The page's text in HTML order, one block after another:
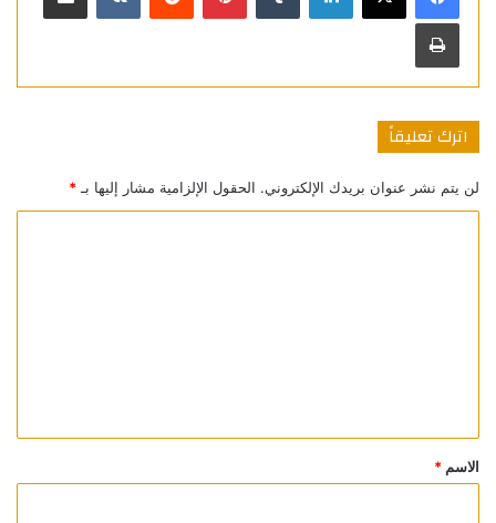
طباعة
اترك تعليقاً
لن يتم نشر عنوان بريدك الإلكتروني. الحقول الإلزامية مشار إليها بـ *
*
الاسم *